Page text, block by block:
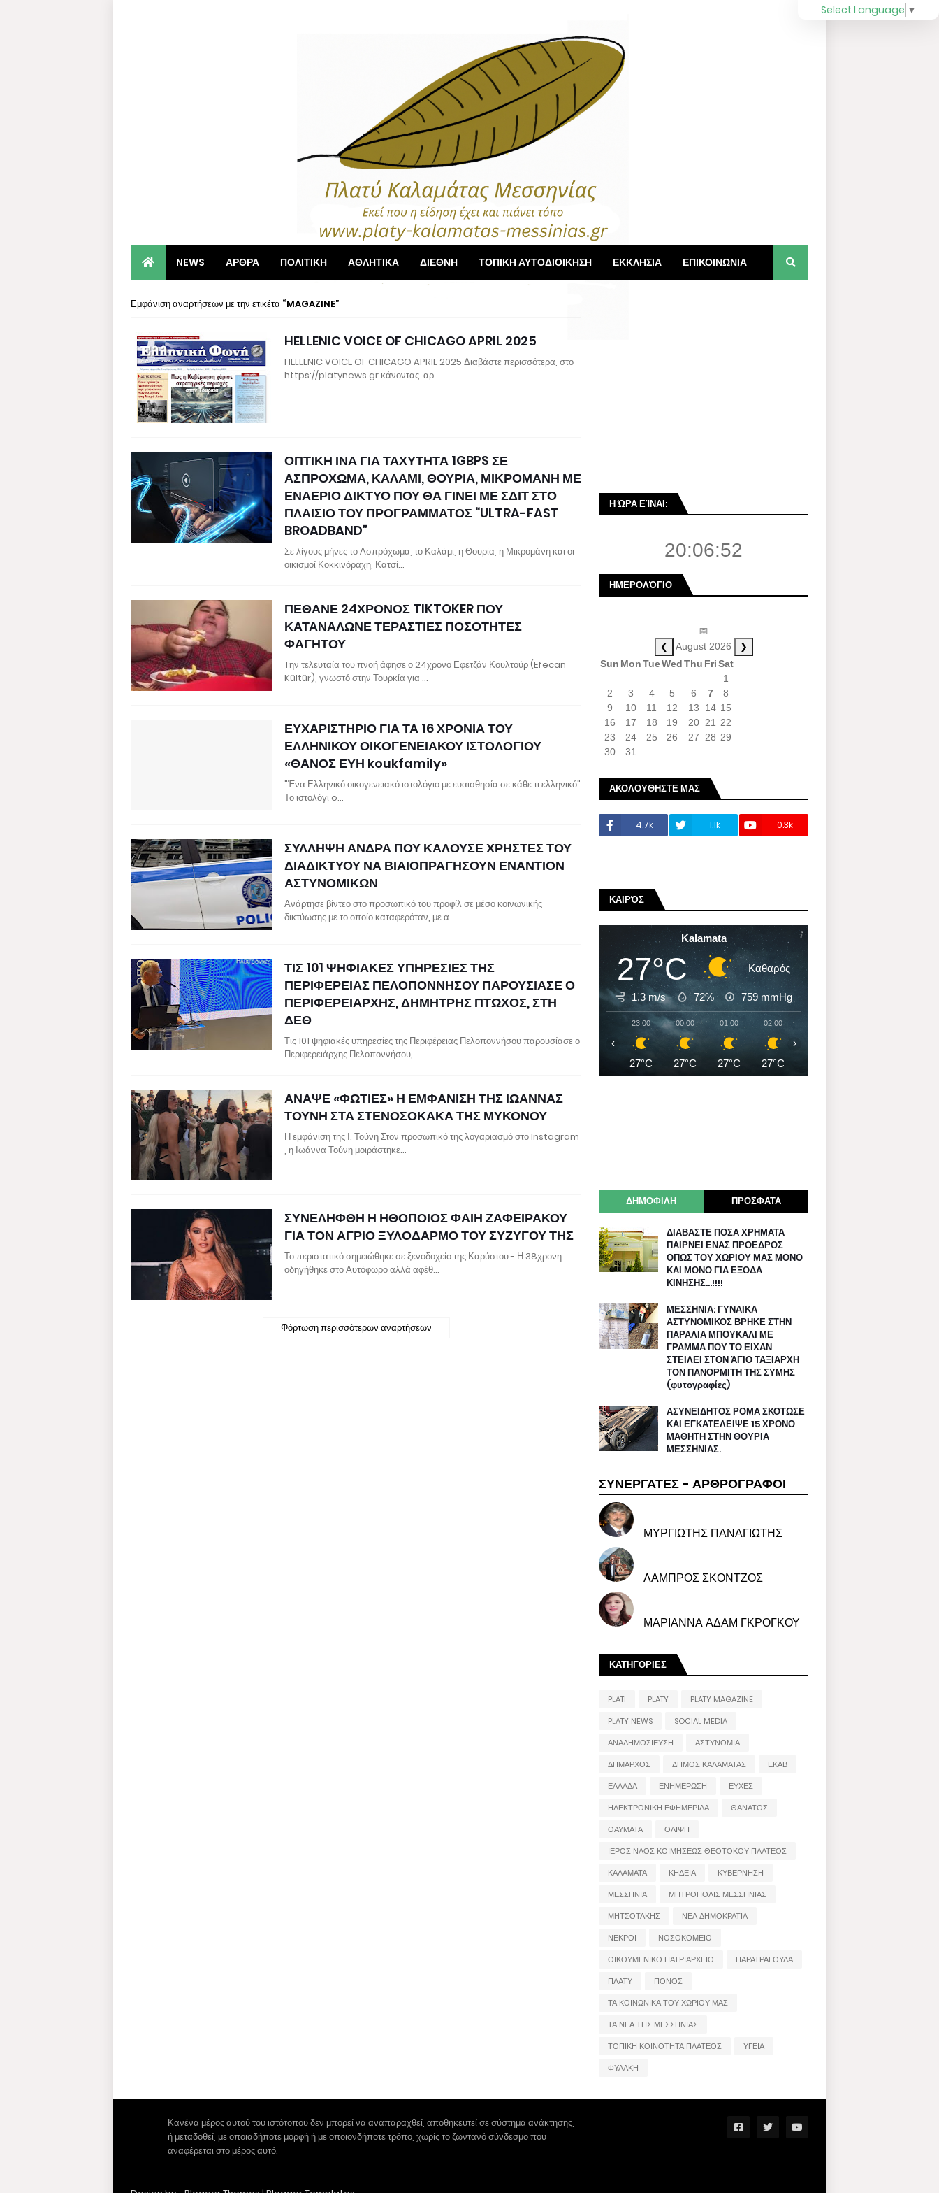
NEWS ΑΡΘΡΑ ΠΟΛΙΤΙΚΗ ΑΘΛΗΤΙΚΑ ΔΙΕΘΝΗ ΤΟΠΙΚΗ ΑΥΤΟΔΙΟΙΚΗΣΗ ΕΚΚΛΗΣΙΑ ΕΠΙΚΟΙΝΩΝΙΑ
Εμφάνιση αναρτήσεων με την ετικέτα MAGAZINE
HELLENIC VOICE OF CHICAGO APRIL 2025
HELLENIC VOICE OF CHICAGO APRIL 2025 Διαβάστε περισσότερα, στο
https://platynews.gr κάνοντας αρ…
ΟΠΤΙΚΗ ΙΝΑ ΓΙΑ ΤΑΧΥΤΗΤΑ 1GBPS ΣΕ
ΑΣΠΡΟΧΩΜΑ, ΚΑΛΑΜΙ, ΘΟΥΡΙΑ, ΜΙΚΡΟΜΑΝΗ ΜΕ
ΕΝΑΕΡΙΟ ΔΙΚΤΥΟ ΠΟΥ ΘΑ ΓΙΝΕΙ ΜΕ ΣΔΙΤ ΣΤΟ
ΠΛΑΙΣΙΟ ΤΟΥ ΠΡΟΓΡΑΜΜΑΤΟΣ “ULTRA-FAST
BROADBAND”
Σε λίγους μήνες το Ασπρόχωμα, το Καλάμι, η Θουρία, η Μικρομάνη και οι
οικισμοί Κοκκινόραχη, Κατσί…
ΠΕΘΑΝΕ 24ΧΡΟΝΟΣ TIKTOKER ΠΟΥ
ΚΑΤΑΝΑΛΩΝΕ ΤΕΡΑΣΤΙΕΣ ΠΟΣΟΤΗΤΕΣ
ΦΑΓΗΤΟΥ
Tην τελευταία του πνοή άφησε ο 24χρονο Εφετζάν Κουλτούρ (Efecan
Kültür), γνωστό στην Τουρκία για …
ΕΥΧΑΡΙΣΤΗΡΙΟ ΓΙΑ ΤΑ 16 ΧΡΟΝΙΑ ΤΟΥ
ΕΛΛΗΝΙΚΟΥ ΟΙΚΟΓΕΝΕΙΑΚΟΥ ΙΣΤΟΛΟΓΙΟΥ
«ΘΑΝΟΣ ΕΥΗ koukfamily»
"Ένα Ελληνικό οικογενειακό ιστολόγιο με ευαισθησία σε κάθε τι ελληνικό"
Το ιστολόγι o…
ΣΥΛΛΗΨΗ ΑΝΔΡΑ ΠΟΥ ΚΑΛΟΥΣΕ ΧΡΗΣΤΕΣ ΤΟΥ
ΔΙΑΔΙΚΤΥΟΥ ΝΑ ΒΙΑΙΟΠΡΑΓΗΣΟΥΝ ΕΝΑΝΤΙΟΝ
ΑΣΤΥΝΟΜΙΚΩΝ
Ανάρτησε βίντεο στο προσωπικό του προφίλ σε μέσο κοινωνικής
δικτύωσης με το οποίο καταφερόταν, με α…
ΤΙΣ 101 ΨΗΦΙΑΚΕΣ ΥΠΗΡΕΣΙΕΣ ΤΗΣ
ΠΕΡΙΦΕΡΕΙΑΣ ΠΕΛΟΠΟΝΝΗΣΟΥ ΠΑΡΟΥΣΙΑΣΕ Ο
ΠΕΡΙΦΕΡΕΙΑΡΧΗΣ, ΔΗΜΗΤΡΗΣ ΠΤΩΧΟΣ, ΣΤΗ
ΔΕΘ
Τις 101 ψηφιακές υπηρεσίες της Περιφέρειας Πελοποννήσου παρουσίασε ο
Περιφερειάρχης Πελοποννήσου,…
ΑΝΑΨΕ «ΦΩΤΙΕΣ» Η ΕΜΦΑΝΙΣΗ ΤΗΣ ΙΩΑΝΝΑΣ
ΤΟΥΝΗ ΣΤΑ ΣΤΕΝΟΣΟΚΑΚΑ ΤΗΣ ΜΥΚΟΝΟΥ
Η εμφάνιση της Ι. Τούνη Στον προσωπικό της λογαριασμό στο Instagram
, η Ιωάννα Τούνη μοιράστηκε…
ΣΥΝΕΛΗΦΘΗ Η ΗΘΟΠΟΙΟΣ ΦΑΙΗ ΖΑΦΕΙΡΑΚΟΥ
ΓΙΑ ΤΟΝ ΑΓΡΙΟ ΞΥΛΟΔΑΡΜΟ ΤΟΥ ΣΥΖΥΓΟΥ ΤΗΣ
Το περιστατικό σημειώθηκε σε ξενοδοχείο της Καρύστου - Η 38χρονη
οδηγήθηκε στο Αυτόφωρο αλλά αφέθ…
Φόρτωση περισσότερων αναρτήσεων
Select Language ▼
Η ΏΡΑ ΕΊΝΑΙ:
20:06:53
ΗΜΕΡΟΛΌΓΙΟ
📅
❮ August 2026 ❯
Sun MonTueWedThu FriSat
1
2
3 4 5 6 7
8
9
10 11 12 13 14 15
16
17 18 19 20 21
22
23
24 25 26 27 28 29
30
31
ΑΚΟΛΟΥΘΗΣΤΕ ΜΑΣ
4.7k 1.1k 0.3k
ΚΑΙΡΌΣ
Kalamata
27°C Καθαρός
1.3 m/s 72% 759 mmHg
23:00
27°C
00:00
27°C
01:00
27°C
02:00
27°C
‹ ›
ΔΗΜΟΦΙΛΗ ΠΡΟΣΦΑΤΑ
ΔΙΑΒΑΣΤΕ ΠΟΣΑ ΧΡΗΜΑΤΑ
ΠΑΙΡΝΕΙ ΕΝΑΣ ΠΡΟΕΔΡΟΣ
ΟΠΩΣ ΤΟΥ ΧΩΡΙΟΥ ΜΑΣ ΜΟΝΟ
ΚΑΙ ΜΟΝΟ ΓΙΑ ΕΞΟΔΑ
ΚΙΝΗΣΗΣ…!!!!
ΜΕΣΣΗΝΙΑ: ΓΥΝΑΙΚΑ
ΑΣΤΥΝΟΜΙΚΟΣ ΒΡΗΚΕ ΣΤΗΝ
ΠΑΡΑΛΙΑ ΜΠΟΥΚΑΛΙ ΜΕ
ΓΡΑΜΜΑ ΠΟΥ ΤΟ ΕΙΧΑΝ
ΣΤΕΙΛΕΙ ΣΤΟΝ ΆΓΙΟ ΤΑΞΙΑΡΧΗ
ΤΟΝ ΠΑΝΟΡΜΙΤΗ ΤΗΣ ΣΥΜΗΣ
(φυτογραφίες)
ΑΣΥΝΕΙΔΗΤΟΣ ΡΟΜΑ ΣΚΟΤΩΣΕ
ΚΑΙ ΕΓΚΑΤΕΛΕΙΨΕ 15 ΧΡΟΝΟ
ΜΑΘΗΤΗ ΣΤΗΝ ΘΟΥΡΙΑ
ΜΕΣΣΗΝΙΑΣ.
ΣΥΝΕΡΓΑΤΕΣ - ΑΡΘΡΟΓΡΑΦΟΙ
ΜΥΡΓΙΩΤΗΣ ΠΑΝΑΓΙΩΤΗΣ
ΛΑΜΠΡΟΣ ΣΚΟΝΤΖΟΣ
ΜΑΡΙΑΝΝΑ ΑΔΑΜ ΓΚΡΟΓΚΟΥ
ΚΑΤΗΓΟΡΙΕΣ
PLATI PLATY
PLATY MAGAZINE
PLATY NEWS
SOCIAL MEDIA
ΑΝΑΔΗΜΟΣΙΕΥΣΗ
ΑΣΤΥΝΟΜΙΑ
ΔΗΜΑΡΧΟΣ
ΔΗΜΟΣ ΚΑΛΑΜΑΤΑΣ
ΕΚΑΒ
ΕΛΛΑΔΑ
ΕΝΗΜΕΡΩΣΗ
ΕΥΧΕΣ
ΗΛΕΚΤΡΟΝΙΚΗ ΕΦΗΜΕΡΙΔΑ
ΘΑΝΑΤΟΣ
ΘΑΥΜΑΤΑ
ΘΛΙΨΗ
ΙΕΡΟΣ ΝΑΟΣ ΚΟΙΜΗΣΕΩΣ ΘΕΟΤΟΚΟΥ ΠΛΑΤΕΟΣ
ΚΑΛΑΜΑΤΑ
ΚΗΔΕΙΑ
ΚΥΒΕΡΝΗΣΗ
ΜΕΣΣΗΝΙΑ
ΜΗΤΡΟΠΟΛΙΣ ΜΕΣΣΗΝΙΑΣ
ΜΗΤΣΟΤΑΚΗΣ
ΝΕΑ ΔΗΜΟΚΡΑΤΙΑ
ΝΕΚΡΟΙ
ΝΟΣΟΚΟΜΕΙΟ
ΟΙΚΟΥΜΕΝΙΚΟ ΠΑΤΡΙΑΡΧΕΙΟ
ΠΑΡΑΤΡΑΓΟΥΔΑ
ΠΛΑΤΥ
ΠΟΝΟΣ
ΤΑ ΚΟΙΝΩΝΙΚΑ ΤΟΥ ΧΩΡΙΟΥ ΜΑΣ
ΤΑ ΝΕΑ ΤΗΣ ΜΕΣΣΗΝΙΑΣ
ΤΟΠΙΚΗ ΚΟΙΝΟΤΗΤΑ ΠΛΑΤΕΟΣ
ΥΓΕΙΑ
ΦΥΛΑΚΗ
Κανένα μέρος αυτού του ιστότοπου δεν μπορεί να αναπαραχθεί, αποθηκευτεί σε σύστημα ανάκτησης,
ή μεταδοθεί, με οποιαδήποτε μορφή ή με οποιονδήποτε τρόπο, χωρίς το ζωντανό σύνδεσμο που
αναφέρεται στο μέρος αυτό.